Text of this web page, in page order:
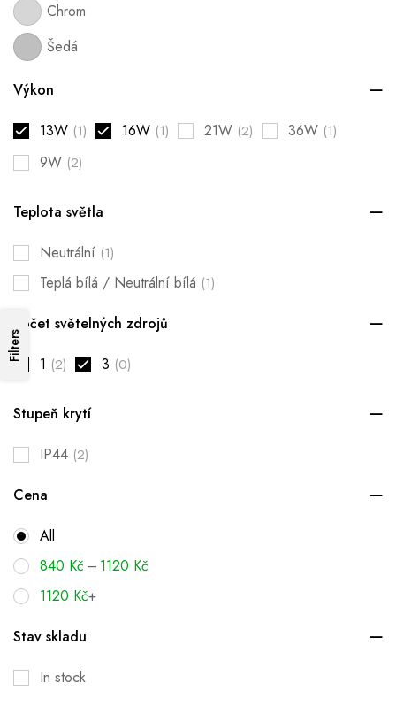
Chrom
Šedá
Výkon
13W (1) 16W (1) 21W (2) 36W (1)
9W (2)
Teplota světla
Neutrální (1)
Teplá bílá / Neutrální bílá (1)
Počet světelných zdrojů
1 (2) 3 (0)
Stupeň krytí
IP44 (2)
Cena
All
840 Kč – 1120 Kč
1120 Kč+
Stav skladu
In stock
Filters